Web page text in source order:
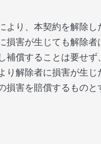
より、本契約を解除し
損害が生じても解除者
補償することは要せず
り解除者に損害が生じ
損害を賠償するものと